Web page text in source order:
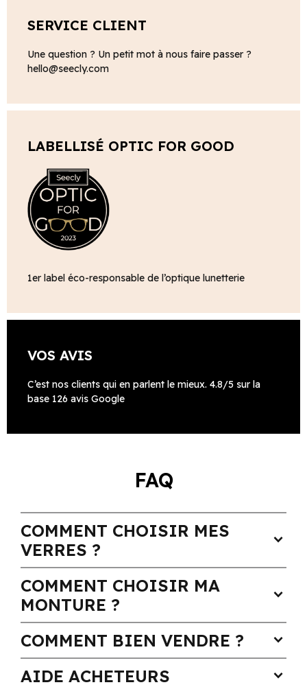
SERVICE CLIENT
Une question ? Un petit mot à nous faire passer ?
hello@seecly.com
LABELLISÉ OPTIC FOR GOOD
1er label éco-responsable de l’optique lunetterie
VOS AVIS
C’est nos clients qui en parlent le mieux. 4.8/5 sur la
base 126 avis Google
FAQ
COMMENT CHOISIR MES
VERRES ?
expand_more
COMMENT CHOISIR MA
MONTURE ?
expand_more
COMMENT BIEN VENDRE ? expand_more
AIDE ACHETEURS expand_more